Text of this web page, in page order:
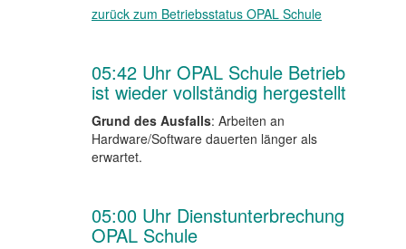
zurück zum Betriebsstatus OPAL Schule
05:42 Uhr OPAL Schule Betrieb
ist wieder vollständig hergestellt
Grund des Ausfalls: Arbeiten an
Hardware/Software dauerten länger als
erwartet.
05:00 Uhr Dienstunterbrechung
OPAL Schule